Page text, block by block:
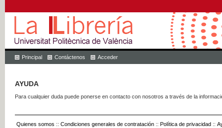
Principal Contáctenos Acceder
AYUDA
Para cualquier duda puede ponerse en contacto con nosotros a través de la
Quienes somos :: Condiciones generales de contratación :: Política de privacidad ::